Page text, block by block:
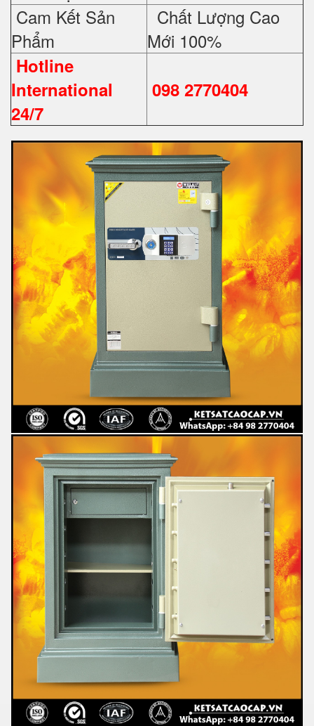
Cam Kết Sản
Phẩm
Chất Lượng Cao
Mới 100%
Hotline
International
24/7
098 2770404